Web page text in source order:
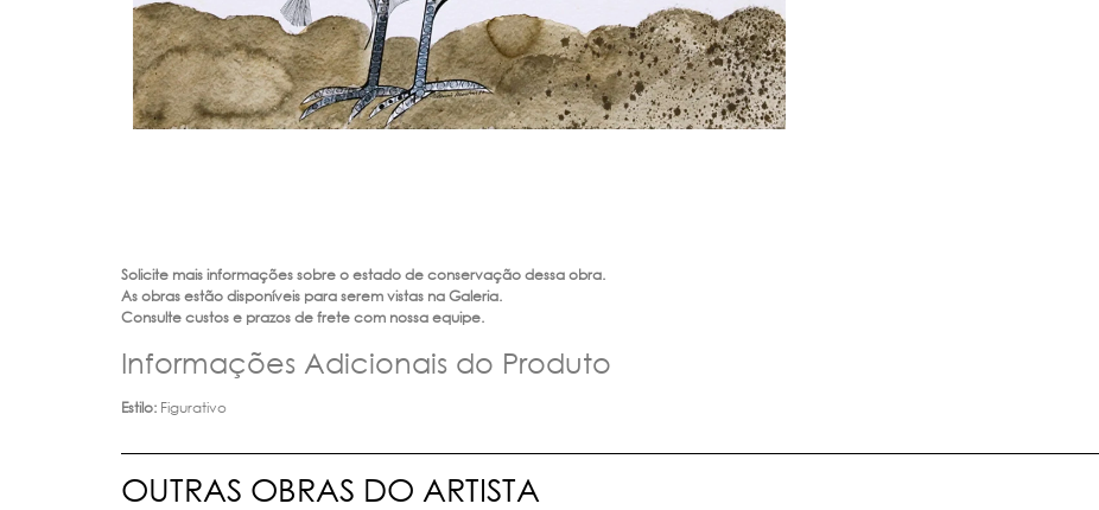
Solicite mais informações sobre o estado de conservação dessa obra.
As obras estão disponíveis para serem vistas na Galeria.
Consulte custos e prazos de frete com nossa equipe.
Informações Adicionais do Produto
Estilo: Figurativo
OUTRAS OBRAS DO ARTISTA